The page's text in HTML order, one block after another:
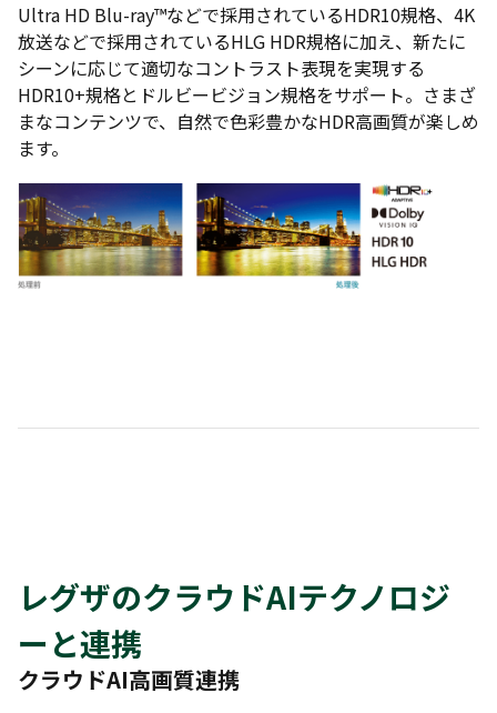
Ultra HD Blu-ray™などで採用されているHDR10規格、4K
放送などで採用されているHLG HDR規格に加え、新たに
シーンに応じて適切なコントラスト表現を実現する
HDR10+規格とドルビービジョン規格をサポート。さまざ
まなコンテンツで、自然で色彩豊かなHDR高画質が楽しめ
ます。
レグザのクラウドAIテクノロジ
ーと連携
クラウドAI高画質連携